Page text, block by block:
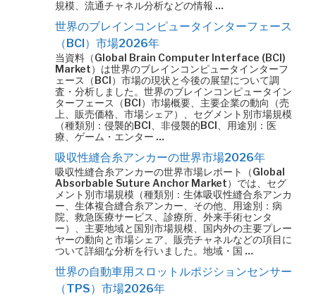
規模、流通チャネル分析などの情報 …
世界のブレインコンピュータインターフェース
（BCI）市場2026年
当資料（Global Brain Computer Interface (BCI)
Market）は世界のブレインコンピュータインターフ
ェース（BCI）市場の現状と今後の展望について調
査・分析しました。世界のブレインコンピュータイン
ターフェース（BCI）市場概要、主要企業の動向（売
上、販売価格、市場シェア）、セグメント別市場規模
（種類別：侵襲的BCI、非侵襲的BCI、用途別：医
療、ゲーム・エンター …
吸収性縫合糸アンカーの世界市場2026年
吸収性縫合糸アンカーの世界市場レポート（Global
Absorbable Suture Anchor Market）では、セグ
メント別市場規模（種類別：生体吸収性縫合糸アンカ
ー、生体複合縫合糸アンカー、その他、用途別：病
院、救急医療サービス、診療所、外来手術センタ
ー）、主要地域と国別市場規模、国内外の主要プレー
ヤーの動向と市場シェア、販売チャネルなどの項目に
ついて詳細な分析を行いました。地域・国 …
世界の自動車用スロットルポジションセンサー
（TPS）市場2026年